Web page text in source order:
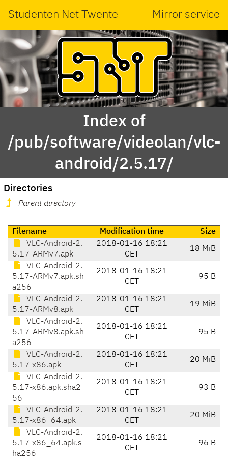
Studenten Net Twente Mirror service
Index of
/pub/software/videolan/vlc-
android/2.5.17/
Directories
Parent directory
Filename Modification time
Size
VLC-Android-2.
5.17-ARMv7.apk
2018-01-16 18:21
CET
18 MiB
VLC-Android-2.
5.17-ARMv7.apk.sh
a256
2018-01-16 18:21
CET
95 B
VLC-Android-2.
5.17-ARMv8.apk
2018-01-16 18:21
CET
19 MiB
VLC-Android-2.
5.17-ARMv8.apk.sh
a256
2018-01-16 18:21
CET
95 B
VLC-Android-2.
5.17-x86.apk
2018-01-16 18:21
CET
20 MiB
VLC-Android-2.
5.17-x86.apk.sha2
56
2018-01-16 18:21
CET
93 B
VLC-Android-2.
5.17-x86_64.apk
2018-01-16 18:21
CET
20 MiB
VLC-Android-2.
5.17-x86_64.apk.s
ha256
2018-01-16 18:21
CET
96 B